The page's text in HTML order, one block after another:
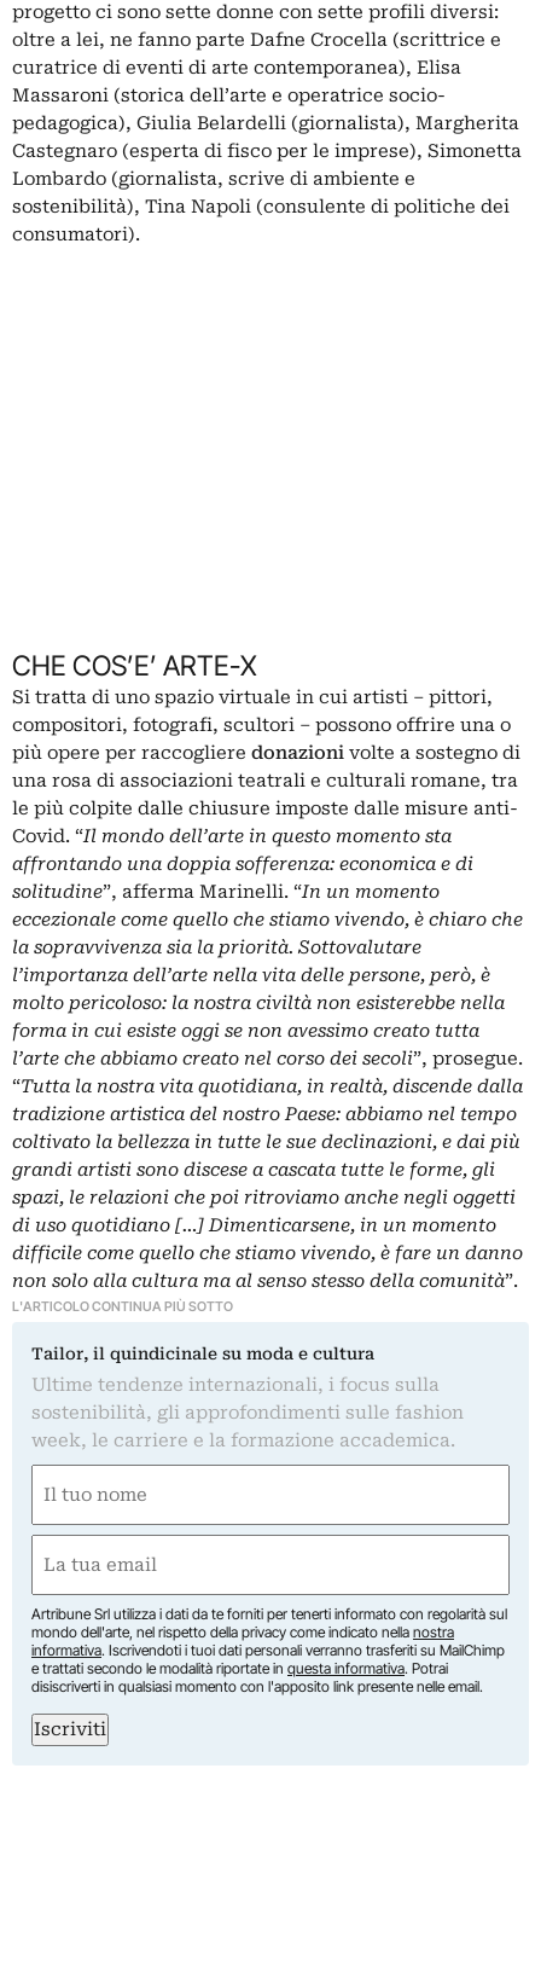
progetto ci sono sette donne con sette profili diversi:
oltre a lei, ne fanno parte Dafne Crocella (scrittrice e
curatrice di eventi di arte contemporanea), Elisa
Massaroni (storica dell’arte e operatrice socio-
pedagogica), Giulia Belardelli (giornalista), Margherita
Castegnaro (esperta di fisco per le imprese), Simonetta
Lombardo (giornalista, scrive di ambiente e
sostenibilità), Tina Napoli (consulente di politiche dei
consumatori).
CHE COS’E’ ARTE-X
Si tratta di uno spazio virtuale in cui artisti – pittori,
compositori, fotografi, scultori – possono offrire una o
più opere per raccogliere donazioni volte a sostegno di
una rosa di associazioni teatrali e culturali romane, tra
le più colpite dalle chiusure imposte dalle misure anti-
Covid. “Il mondo dell’arte in questo momento sta
affrontando una doppia sofferenza: economica e di
solitudine”, afferma Marinelli. “In un momento
eccezionale come quello che stiamo vivendo, è chiaro che
la sopravvivenza sia la priorità. Sottovalutare
l’importanza dell’arte nella vita delle persone, però, è
molto pericoloso: la nostra civiltà non esisterebbe nella
forma in cui esiste oggi se non avessimo creato tutta
l’arte che abbiamo creato nel corso dei secoli”, prosegue.
“Tutta la nostra vita quotidiana, in realtà, discende dalla
tradizione artistica del nostro Paese: abbiamo nel tempo
coltivato la bellezza in tutte le sue declinazioni, e dai più
grandi artisti sono discese a cascata tutte le forme, gli
spazi, le relazioni che poi ritroviamo anche negli oggetti
di uso quotidiano […] Dimenticarsene, in un momento
difficile come quello che stiamo vivendo, è fare un danno
non solo alla cultura ma al senso stesso della comunità”.
L'ARTICOLO CONTINUA PIÙ SOTTO
Tailor, il quindicinale su moda e cultura
Ultime tendenze internazionali, i focus sulla
sostenibilità, gli approfondimenti sulle fashion
week, le carriere e la formazione accademica.
(Obbligatorio)
Nome
(Obbligatorio)
Artribune Srl utilizza i dati da te forniti per tenerti informato con regolarità sul
mondo dell'arte, nel rispetto della privacy come indicato nella nostra
informativa. Iscrivendoti i tuoi dati personali verranno trasferiti su MailChimp
e trattati secondo le modalità riportate in questa informativa. Potrai
disiscriverti in qualsiasi momento con l'apposito link presente nelle email.
Iscriviti